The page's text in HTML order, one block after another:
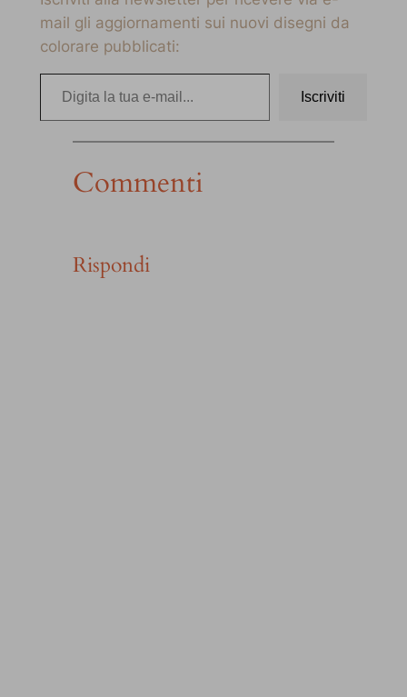
mail gli aggiornamenti sui nuovi disegni da
colorare pubblicati:
Digita la tua e-mail…
Iscriviti
Commenti
Rispondi